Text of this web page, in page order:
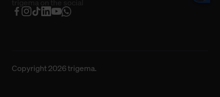
Copyright 2026 trigema.